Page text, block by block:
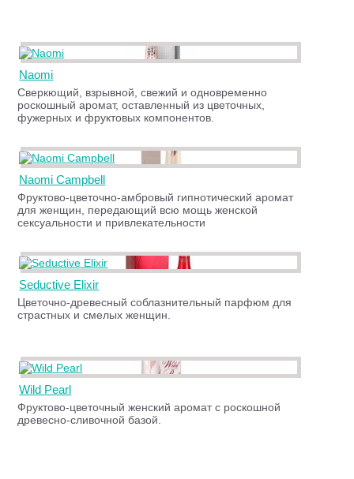
Naomi
Сверкющий, взрывной, свежий и одновременно
роскошный аромат, оставленный из цветочных,
фужерных и фруктовых компонентов.
Naomi Campbell
Фруктово-цветочно-амбровый гипнотический аромат
для женщин, передающий всю мощь женской
сексуальности и привлекательности
Seductive Elixir
Цветочно-древесный соблазнительный парфюм для
страстных и смелых женщин.
Wild Pearl
Фруктово-цветочный женский аромат с роскошной
древесно-сливочной базой.